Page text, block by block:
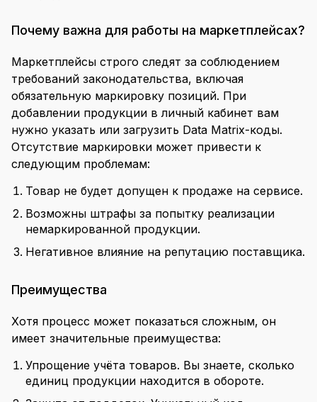
Почему важна для работы на маркетплейсах?
Маркетплейсы строго следят за соблюдением
требований законодательства, включая
обязательную маркировку позиций. При
добавлении продукции в личный кабинет вам
нужно указать или загрузить Data Matrix-коды.
Отсутствие маркировки может привести к
следующим проблемам:
Товар не будет допущен к продаже на сервисе.
Возможны штрафы за попытку реализации
немаркированной продукции.
Негативное влияние на репутацию поставщика.
Преимущества
Хотя процесс может показаться сложным, он
имеет значительные преимущества:
Упрощение учёта товаров. Вы знаете, сколько
единиц продукции находится в обороте.